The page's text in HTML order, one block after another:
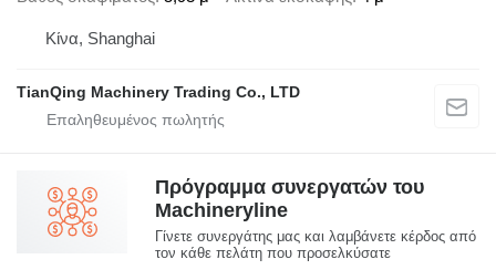
Κίνα, Shanghai
TianQing Machinery Trading Co., LTD
Πρόγραμμα συνεργατών του
Machineryline
Γίνετε συνεργάτης μας και λαμβάνετε κέρδος από
τον κάθε πελάτη που προσελκύσατε